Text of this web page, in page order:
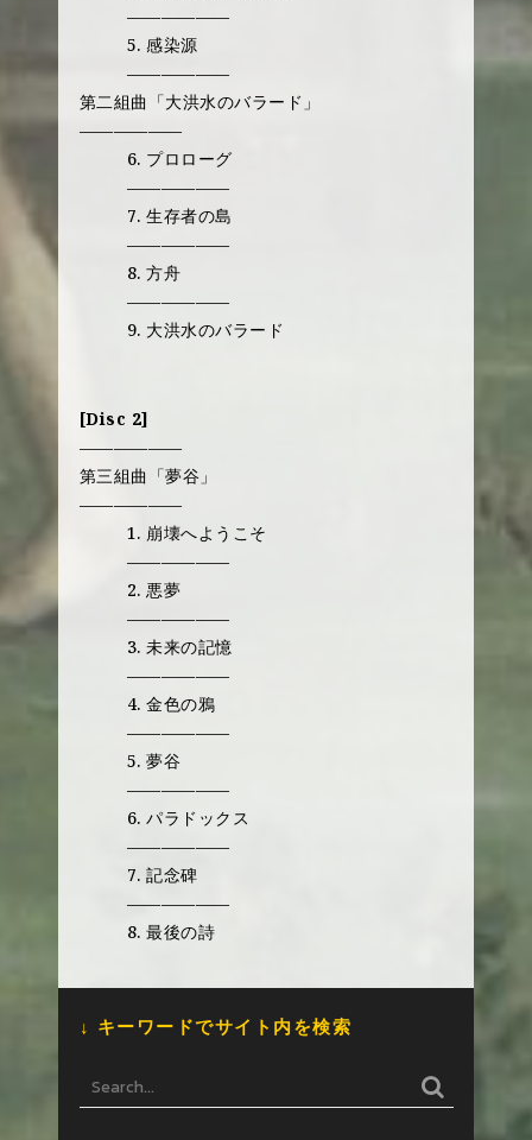
——————
5. 感染源
——————
第二組曲「大洪水のバラード」
——————
6. プロローグ
——————
7. 生存者の島
——————
8. 方舟
——————
9. 大洪水のバラード
[Disc 2]
——————
第三組曲「夢谷」
——————
1. 崩壊へようこそ
——————
2. 悪夢
——————
3. 未来の記憶
——————
4. 金色の鴉
——————
5. 夢谷
——————
6. パラドックス
——————
7. 記念碑
——————
8. 最後の詩
↓ キーワードでサイト内を検索